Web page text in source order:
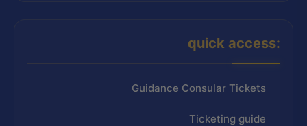
quick access:
Guidance Consular Tickets
Ticketing guide